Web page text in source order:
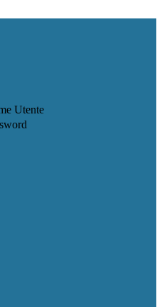
Utente